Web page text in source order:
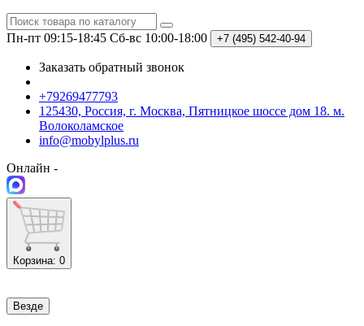
Пн-пт 09:15-18:45 Сб-вс 10:00-18:00 +7 (495) 542-40-94
Заказать обратный звонок
+79269477793
125430, Россия, г. Москва, Пятницкое шоссе дом 18. м.
Волоколамское
info@mobylplus.ru
Онлайн -
Корзина: 0
Везде